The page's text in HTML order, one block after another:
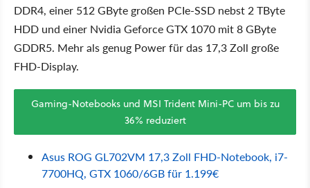
DDR4, einer 512 GByte großen PCIe-SSD nebst 2 TByte
HDD und einer Nvidia Geforce GTX 1070 mit 8 GByte
GDDR5. Mehr als genug Power für das 17,3 Zoll große
FHD-Display.
Gaming-Notebooks und MSI Trident Mini-PC um bis zu
36% reduziert
Asus ROG GL702VM 17,3 Zoll FHD-Notebook, i7-
7700HQ, GTX 1060/6GB für 1.199€